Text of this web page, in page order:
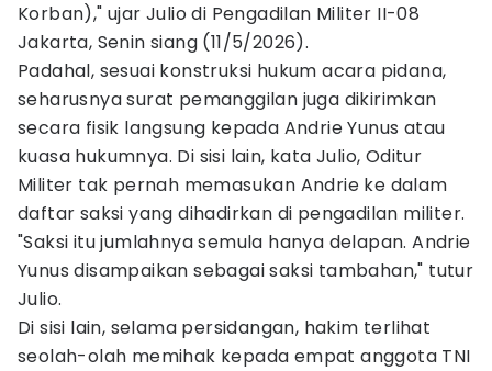
Korban)," ujar Julio di Pengadilan Militer II-08
Jakarta, Senin siang (11/5/2026).
Padahal, sesuai konstruksi hukum acara pidana,
seharusnya surat pemanggilan juga dikirimkan
secara fisik langsung kepada Andrie Yunus atau
kuasa hukumnya. Di sisi lain, kata Julio, Oditur
Militer tak pernah memasukan Andrie ke dalam
daftar saksi yang dihadirkan di pengadilan militer.
"Saksi itu jumlahnya semula hanya delapan. Andrie
Yunus disampaikan sebagai saksi tambahan," tutur
Julio.
Di sisi lain, selama persidangan, hakim terlihat
seolah-olah memihak kepada empat anggota TNI